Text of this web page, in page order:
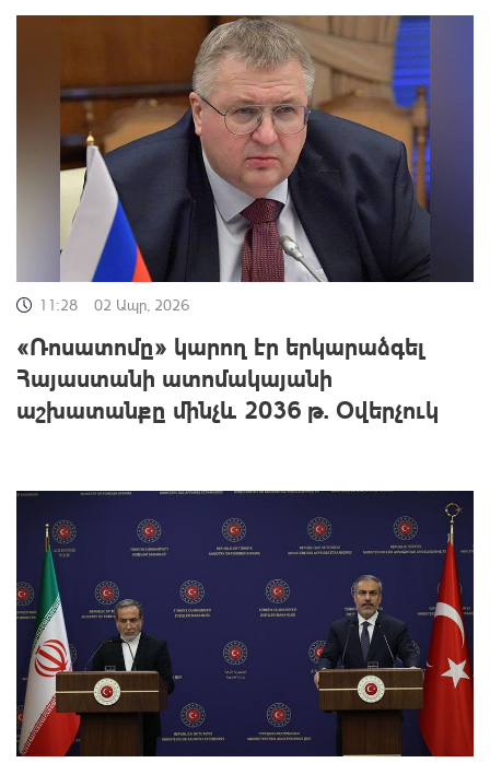
11:28 02 Ապր, 2026
«Ռոսատոմը» կարող էր երկարաձգել
Հայաստանի ատոմակայանի
աշխատանքը մինչև 2036 թ. Օվերչուկ